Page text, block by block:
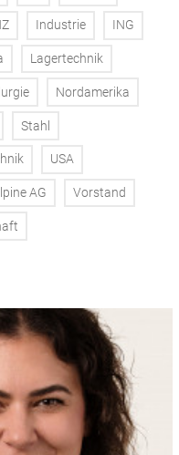
Industrie ING
Lagertechnik
Nordamerika
Stahl
USA
AG Vorstand